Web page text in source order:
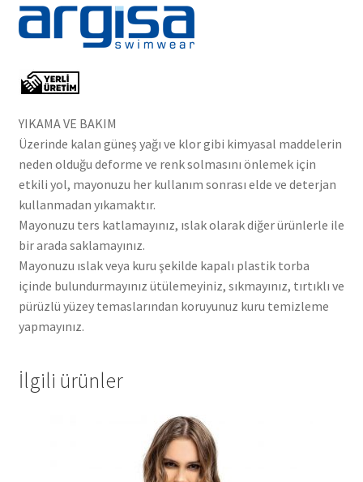
YIKAMA VE BAKIM
Üzerinde kalan güneş yağı ve klor gibi kimyasal maddelerin
neden olduğu deforme ve renk solmasını önlemek için
etkili yol, mayonuzu her kullanım sonrası elde ve deterjan
kullanmadan yıkamaktır.
Mayonuzu ters katlamayınız, ıslak olarak diğer ürünlerle ile
bir arada saklamayınız.
Mayonuzu ıslak veya kuru şekilde kapalı plastik torba
içinde bulundurmayınız ütülemeyiniz, sıkmayınız, tırtıklı ve
pürüzlü yüzey temaslarından koruyunuz kuru temizleme
yapmayınız.
İlgili ürünler